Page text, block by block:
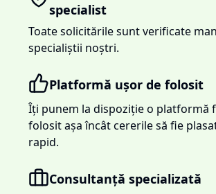
specialist
Toate solicitările sunt verificate
specialiștii noștri.
Platformă ușor de folosit
Îți punem la dispoziție o platformă
folosit așa încât cererile să fie
rapid.
Consultanță specializată